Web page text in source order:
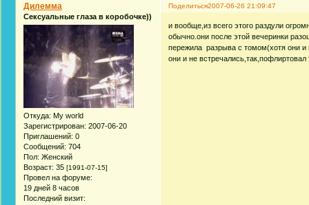
Поделиться2007-06-26 21:09:47
Дилемма
Сексуальные глаза в коробочке))
Откуда: My world
Зарегистрирован: 2007-06-20
Приглашений: 0
Сообщений: 704
Пол: Женский
Возраст: 35 [1991-07-15]
Провел на форуме:
19 дней 8 часов
Последний визит:
и вообще,из всего этого раздули
обычно.они после этой вечеринки
пережила разрыва с томом(хотя они и
они и не